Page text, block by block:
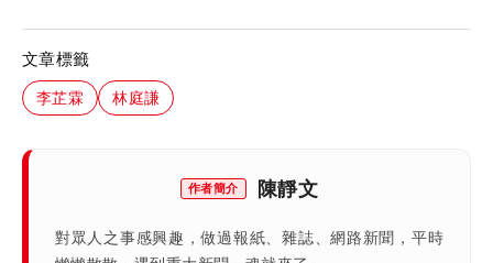
文章標籤
李芷霖 林庭謙
作者簡介 陳靜文
對眾人之事感興趣，做過報紙、雜誌、網路新聞，平時